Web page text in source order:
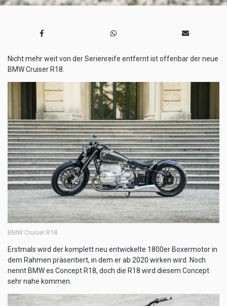
Nicht mehr weit von der Serienreife entfernt ist offenbar der neue
BMW Cruiser R18.
BMW Cruiser R18
Erstmals wird der komplett neu entwickelte 1800er Boxermotor in
dem Rahmen präsentiert, in dem er ab 2020 wirken wird. Noch
nennt BMW es Concept R18, doch die R18 wird diesem Concept
sehr nahe kommen.